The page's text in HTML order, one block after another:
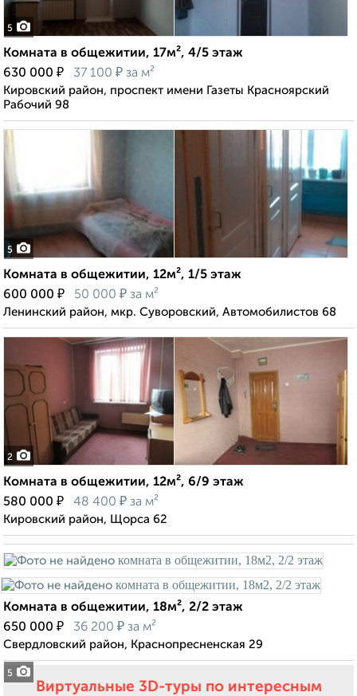
5
Комната в общежитии, 17м², 4/5 этаж
630 000 ₽ 37 100 ₽ за м²
Кировский район, проспект имени Газеты Красноярский
Рабочий 98
5
Комната в общежитии, 12м², 1/5 этаж
600 000 ₽ 50 000 ₽ за м²
Ленинский район, мкр. Суворовский, Автомобилистов 68
2
Комната в общежитии, 12м², 6/9 этаж
580 000 ₽ 48 400 ₽ за м²
Кировский район, Щорса 62
5
Комната в общежитии, 18м², 2/2 этаж
650 000 ₽ 36 200 ₽ за м²
Свердловский район, Краснопресненская 29
Виртуальные 3D-туры по интересным